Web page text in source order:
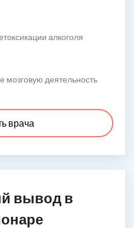
алкоголя
деятельность
врача
вывод в